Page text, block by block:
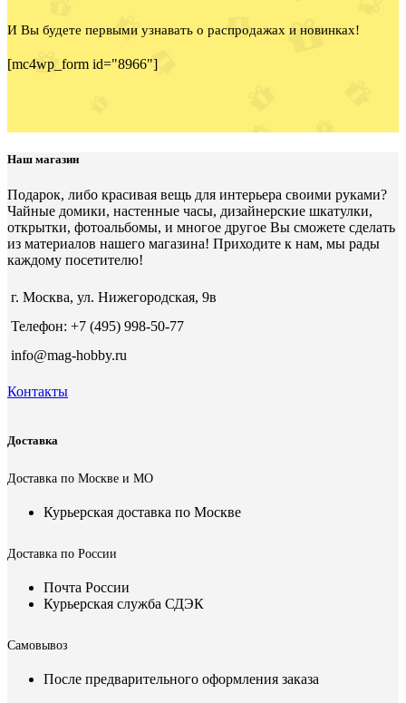
И Вы будете первыми узнавать о распродажах и новинках!
[mc4wp_form id="8966"]
Наш магазин
Подарок, либо красивая вещь для интерьера своими руками?
Чайные домики, настенные часы, дизайнерские шкатулки,
открытки, фотоальбомы, и многое другое Вы сможете сделать
из материалов нашего магазина! Приходите к нам, мы рады
каждому посетителю!
г. Москва, ул. Нижегородская, 9в
Телефон: +7 (495) 998-50-77
info@mag-hobby.ru
Контакты
Доставка
Доставка по Москве и МО
Курьерская доставка по Москве
Доставка по России
Почта России
Курьерская служба СДЭК
Самовывоз
После предварительного оформления заказа